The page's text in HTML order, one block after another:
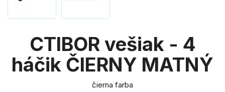
CTIBOR vešiak - 4
háčik ČIERNY MATNÝ
čierna farba